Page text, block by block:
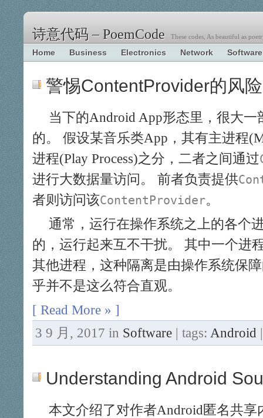
诗意代码 – PoemCode These codes, As beautiful as
Home Business Electronics Network Software
警惕ContentProvider的风险
当下的Android App形态里，很大一
的。 假设某音乐类App，其有主进程
进程(Play Process)之分，二者之间通过
进行大数据量访问。 前者负责提供
者则访问该ContentProvider。
通常，运行在操作系统之上的各个
的，运行起来互不干扰。 其中一个进
其他进程，这种隔离是由操作系统保
乎并不是这么符合直观。
[ Read More » ]
3 9 月, 2017 in Software | tags: Android
Understanding Android
本文介绍了对作者Android匿名共享